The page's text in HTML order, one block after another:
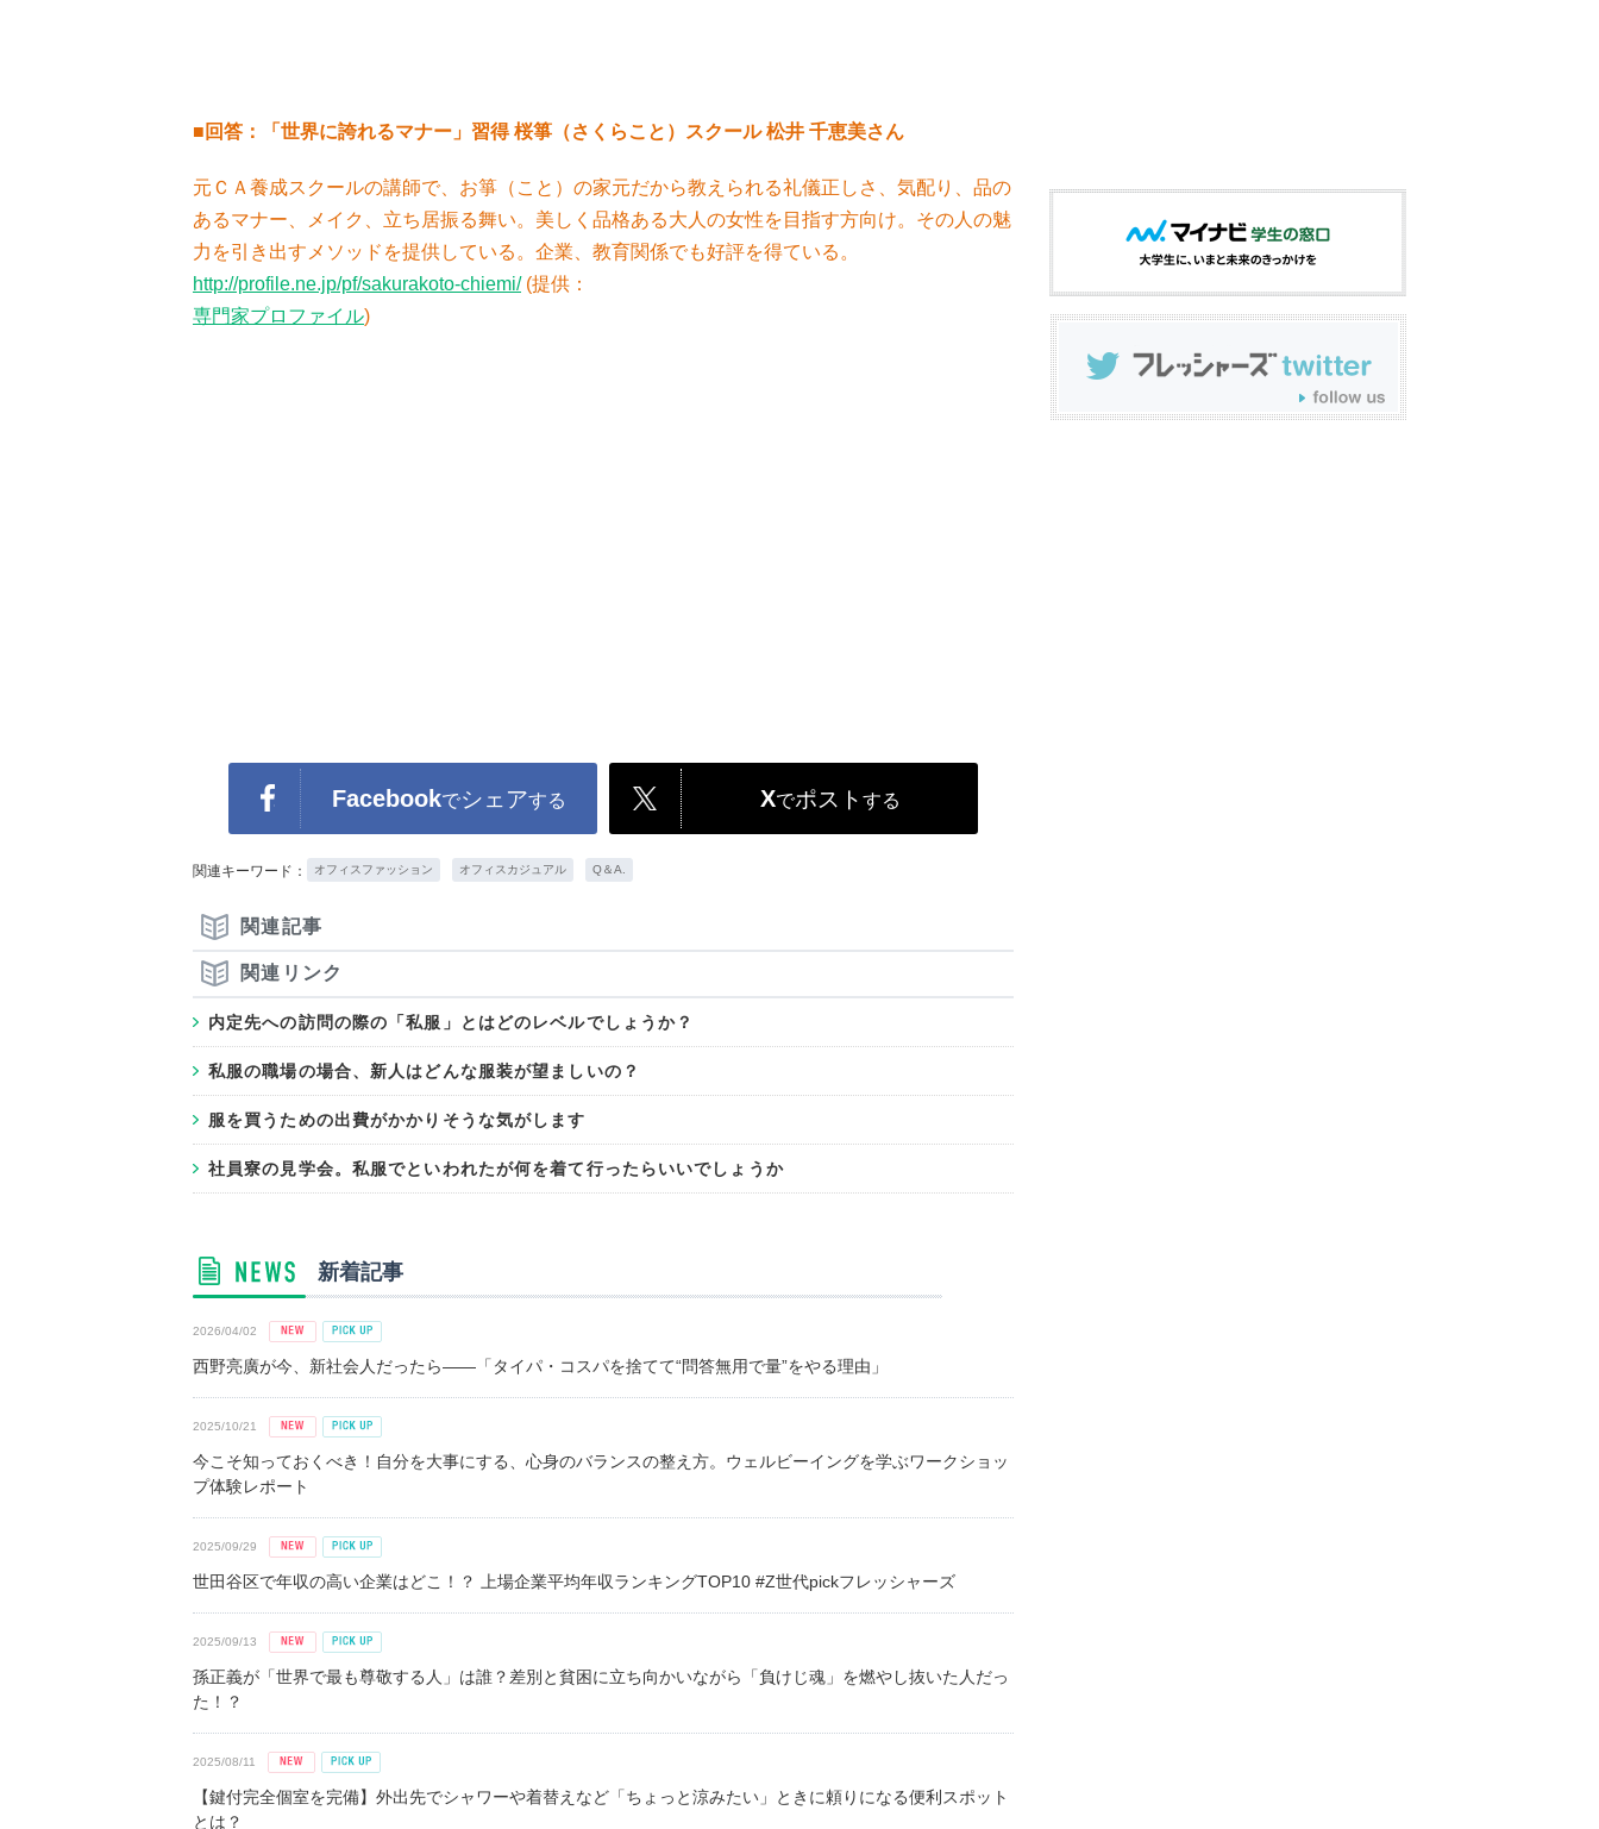
■回答：「世界に誇れるマナー」習得 桜箏（さくらこと）スクール 松井 千恵美さん
元ＣＡ養成スクールの講師で、お箏（こと）の家元だから教えられる礼儀正しさ、気配り、品の
あるマナー、メイク、立ち居振る舞い。美しく品格ある大人の女性を目指す方向け。その人の魅
力を引き出すメソッドを提供している。企業、教育関係でも好評を得ている。
http://profile.ne.jp/pf/sakurakoto-chiemi/(提供：
専門家プロファイル)
Facebookでシェアする Xでポスト する
関連キーワード： オフィスファッション オフィスカジュアル Q＆A.
関連記事
関連リンク
内定先への訪問の際の「私服」とはどのレベルでしょうか？
私服の職場の場合、新人はどんな服装が望ましいの？
服を買うための出費がかかりそうな気がします
社員寮の見学会。私服でといわれたが何を着て行ったらいいでしょうか
新着記事
2026/04/02
西野亮廣が今、新社会人だったら――「タイパ・コスパを捨てて“問答無用で量”をやる理由」
2025/10/21
今こそ知っておくべき！自分を大事にする、心身のバランスの整え方。ウェルビーイングを学ぶワークショッ
プ体験レポート
2025/09/29
世田谷区で年収の高い企業はどこ！？ 上場企業平均年収ランキングTOP10 #Z世代pickフレッシャーズ
2025/09/13
孫正義が「世界で最も尊敬する人」は誰？差別と貧困に立ち向かいながら「負けじ魂」を燃やし抜いた人だっ
た！？
2025/08/11
【鍵付完全個室を完備】外出先でシャワーや着替えなど「ちょっと涼みたい」ときに頼りになる便利スポット
とは？